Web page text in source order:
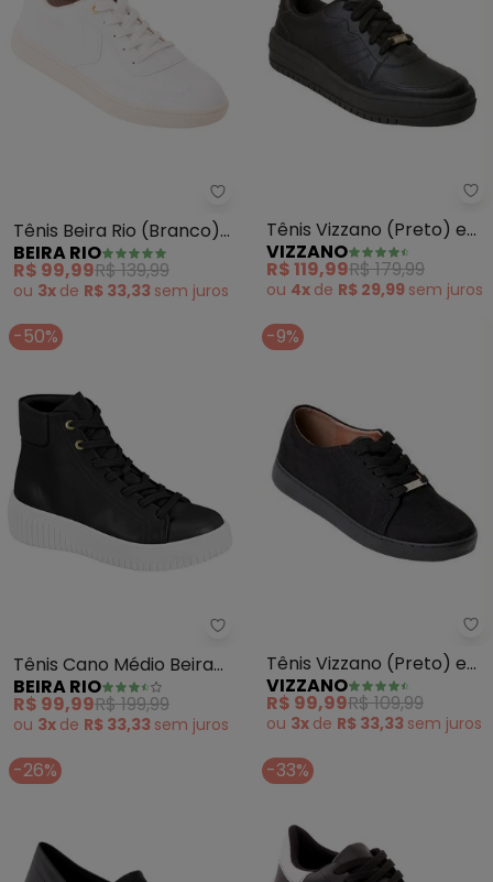
Beira Rio - Tênis Beira Rio
Tênis Beira Rio (Branco)
em Sintético
BEIRA RIO
R$ 99,99R$ 139,99
ou 3x de R$ 33,33 sem juros
Tênis Vizzano (Preto) em
Sintético
VIZZANO
R$ 119,99R$ 179,99
ou 4x de R$ 29,99 sem juros
-50%
Beira Rio - Tênis Cano Médio
Tênis Cano Médio Beira
Rio (Preto)
BEIRA RIO
R$ 99,99R$ 199,99
ou 3x de R$ 33,33 sem juros
-9%
Tênis Vizzano (Preto) em
Camurça Sintética
VIZZANO
R$ 99,99R$ 109,99
ou 3x de R$ 33,33 sem juros
-26% -33%